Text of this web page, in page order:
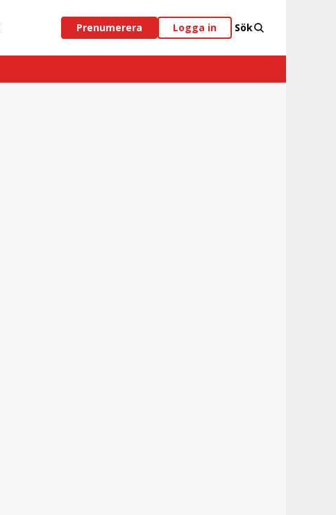
Prenumerera Logga in Sök